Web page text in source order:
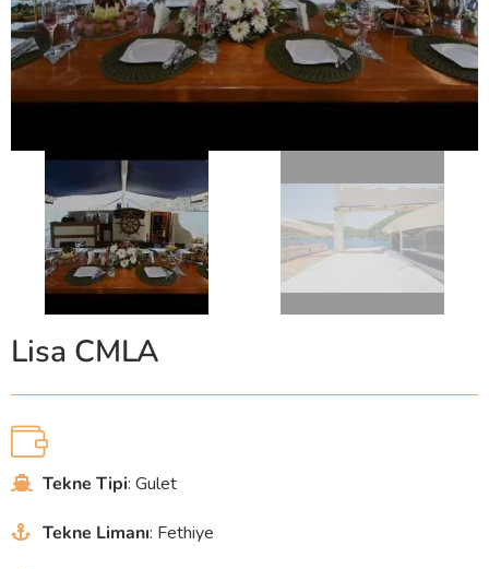
Lisa CMLA
Tekne Tipi: Gulet
Tekne Limanı: Fethiye